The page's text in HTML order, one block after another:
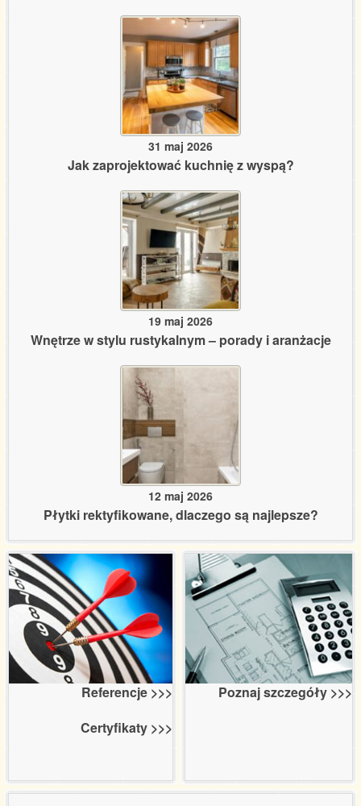
31 maj 2026
Jak zaprojektować kuchnię z wyspą?
19 maj 2026
Wnętrze w stylu rustykalnym – porady i aranżacje
12 maj 2026
Płytki rektyfikowane, dlaczego są najlepsze?
Referencje >>>
Certyfikaty >>>
Poznaj szczegóły >>>